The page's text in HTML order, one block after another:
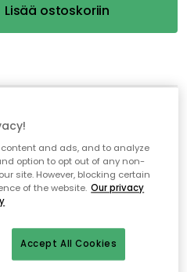
Lisää ostoskoriin
päivän ajanand ads, and to analyze
option to opt out of any non-
site. However, blocking certain
of the website. Our privacy
Accept All Cookies